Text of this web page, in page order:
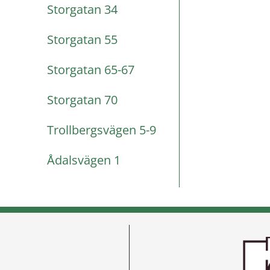
Storgatan 34
Storgatan 55
Storgatan 65-67
Storgatan 70
Trollbergsvägen 5-9
Ådalsvägen 1